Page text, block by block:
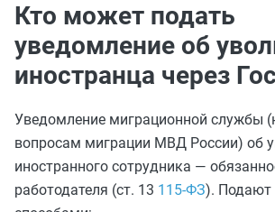
Кто может подать
уведомление об
иностранца через
Уведомление миграционной службы
вопросам миграции МВД России) об
иностранного сотрудника —
работодателя (ст. 13 115-ФЗ). Подают